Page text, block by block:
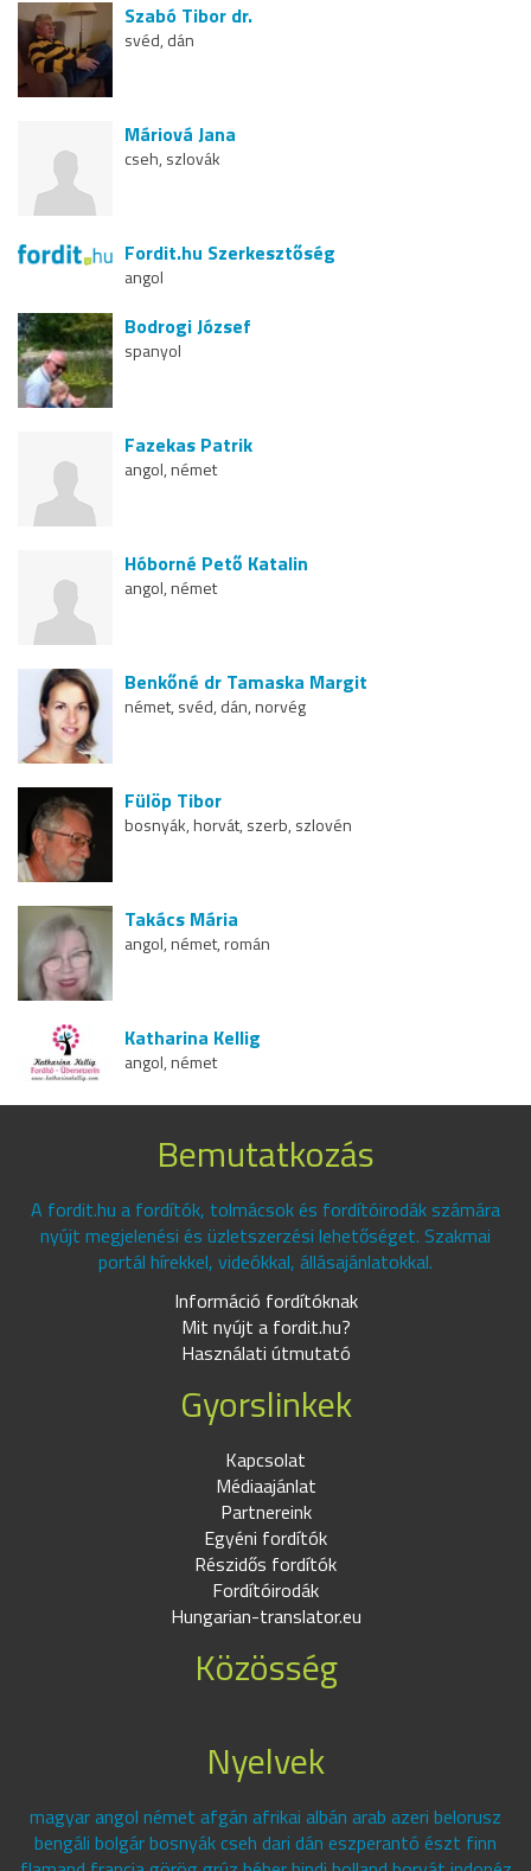
Szabó Tibor dr.
svéd, dán
Máriová Jana
cseh, szlovák
Fordit.hu Szerkesztőség
angol
Bodrogi József
spanyol
Fazekas Patrik
angol, német
Hóborné Pető Katalin
angol, német
Benkőné dr Tamaska Margit
német, svéd, dán, norvég
Fülöp Tibor
bosnyák, horvát, szerb, szlovén
Takács Mária
angol, német, román
Katharina Kellig
angol, német
Bemutatkozás
A fordit.hu a fordítók, tolmácsok és fordítóirodák számára
nyújt megjelenési és üzletszerzési lehetőséget. Szakmai
portál hírekkel, videókkal, állásajánlatokkal.
Információ fordítóknak
Mit nyújt a fordit.hu?
Használati útmutató
Gyorslinkek
Kapcsolat
Médiaajánlat
Partnereink
Egyéni fordítók
Részidős fordítók
Fordítóirodák
Hungarian-translator.eu
Közösség
Nyelvek
magyar angol német afgán afrikai albán arab azeri belorusz
bengáli bolgár bosnyák cseh dari dán eszperantó észt finn